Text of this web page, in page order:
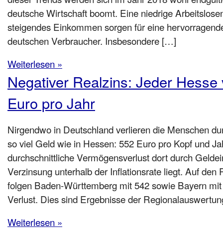
deutsche Wirtschaft boomt. Eine niedrige
steigendes Einkommen sorgen für eine
deutschen Verbraucher. Insbesondere […]
Weiterlesen »
Negativer Realzins: Jeder
Euro pro Jahr
Nirgendwo in Deutschland verlieren die Menschen
so viel Geld wie in Hessen: 552 Euro pro Kopf und
durchschnittliche Vermögensverlust dort durch
Verzinsung unterhalb der Inflationsrate liegt. Auf den
folgen Baden-Württemberg mit 542 sowie Bayern
Verlust. Dies sind Ergebnisse der
Weiterlesen »